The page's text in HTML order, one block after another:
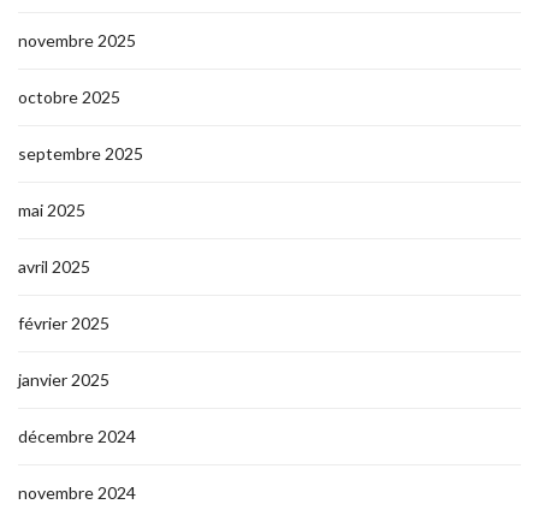
novembre 2025
octobre 2025
septembre 2025
mai 2025
avril 2025
février 2025
janvier 2025
décembre 2024
novembre 2024